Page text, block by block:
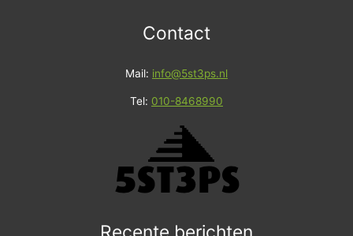
Contact
Mail: info@5st3ps.nl
Tel: 010-8468990